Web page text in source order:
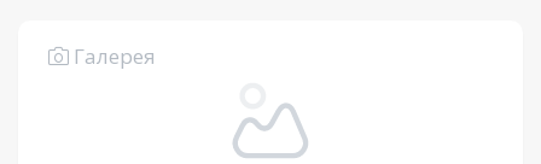
Галерея